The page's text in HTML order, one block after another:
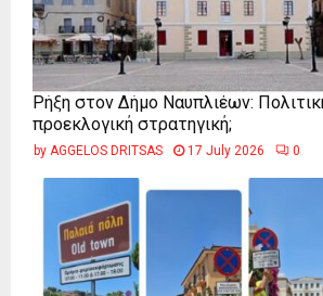
Ρήξη στον Δήμο Ναυπλιέων:
προεκλογική στρατηγική;
by AGGELOS DRITSAS 17 July 2026 0